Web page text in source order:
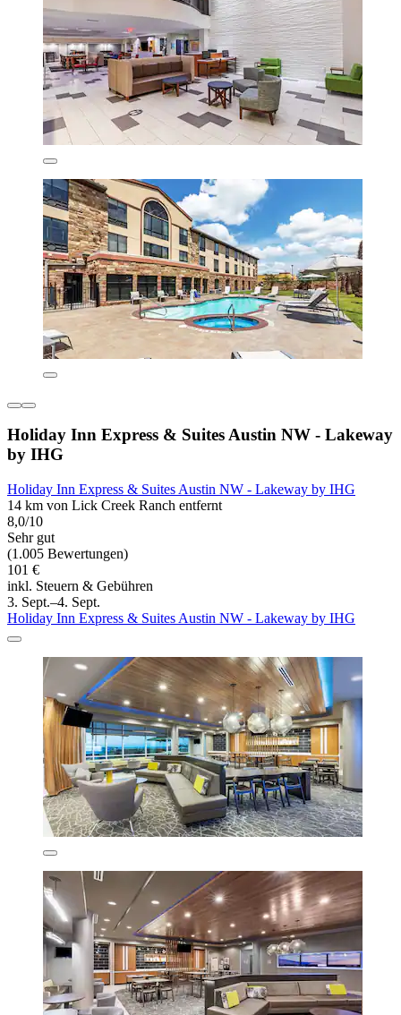
Holiday Inn Express & Suites Austin NW - Lakeway
by IHG
Holiday Inn Express & Suites Austin NW - Lakeway by IHG
14 km von Lick Creek Ranch entfernt
8,0/10
Sehr gut
(1.005 Bewertungen)
101 €
inkl. Steuern & Gebühren
3. Sept.–4. Sept.
Holiday Inn Express & Suites Austin NW - Lakeway by IHG